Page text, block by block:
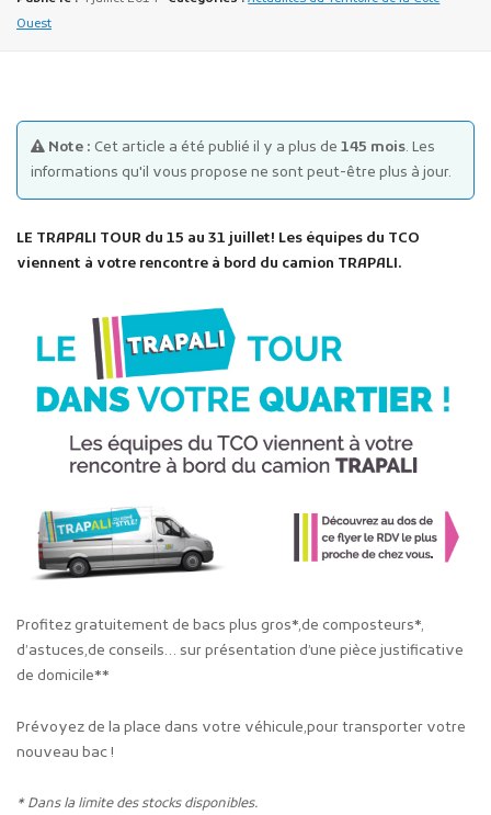
Projets financés par l'Europe
Ouest
Note : Cet article a été publié il y a plus de 145 mois. Les
informations qu'il vous propose ne sont peut-être plus à jour.
LE TRAPALI TOUR du 15 au 31 juillet! Les équipes du TCO
viennent à votre rencontre à bord du camion TRAPALI.
Profitez gratuitement de bacs plus gros*,de composteurs*,
d’astuces,de conseils… sur présentation d’une pièce justificative
de domicile**
Prévoyez de la place dans votre véhicule,pour transporter votre
nouveau bac !
* Dans la limite des stocks disponibles.